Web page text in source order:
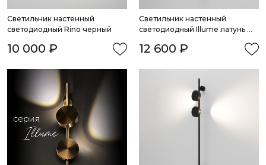
Светильник настенный
светодиодный Rino черный
10 000 ₽
Светильник настенный
светодиодный Illume латунь
12 600 ₽